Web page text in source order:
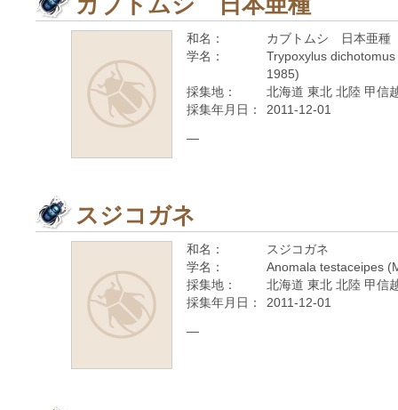
和名：
カブトムシ 日本亜種
学名：
Trypoxylus
1985)
採集地：
北海道 東北 北陸 甲信
採集年月日：
2011-12-01
—
スジコガネ
和名：
スジコガネ
学名：
Anomala testaceipes
採集地：
北海道 東北 北陸 甲信
採集年月日：
2011-12-01
—